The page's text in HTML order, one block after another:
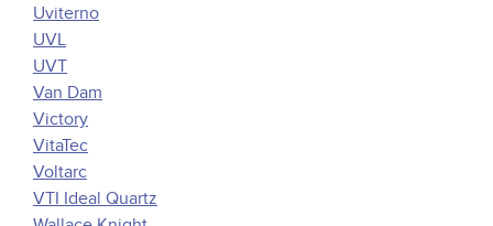
Uviterno
UVL
UVT
Van Dam
Victory
VitaTec
Voltarc
VTI Ideal Quartz